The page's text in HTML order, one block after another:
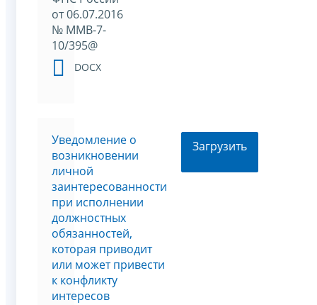
от 06.07.2016
№ ММВ-7-
10/395@
DOCX
Уведомление о
возникновении
личной
заинтересованности
при исполнении
должностных
обязанностей,
которая приводит
или может привести
к конфликту
интересов
Загрузить